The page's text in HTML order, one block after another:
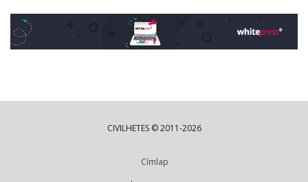
CIVILHETES © 2011-2026
Címlap